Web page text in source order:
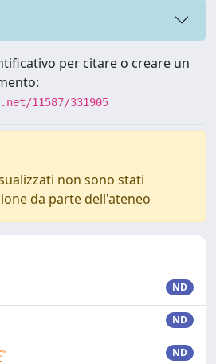
per citare o creare un
11587/331905
non sono stati
da parte dell'ateneo
ND
ND
ND